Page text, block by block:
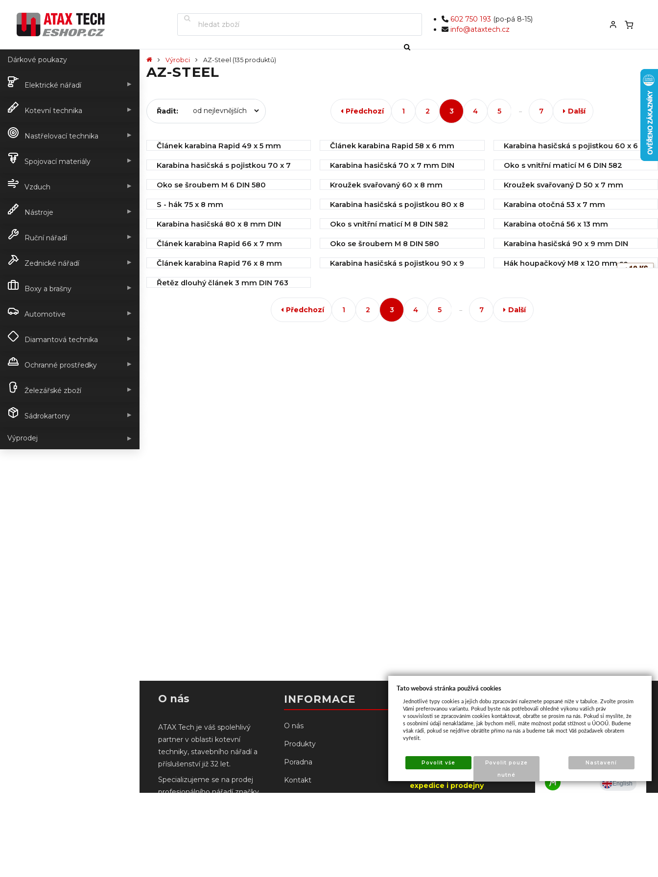
602 750 193 (po-pá 8-15)
info@ataxtech.cz
Dárkové poukazy
Elektrické nářadí ▶
Kotevní technika ▶
Nastřelovací technika ▶
Spojovací materiály ▶
Vzduch ▶
Nástroje ▶
Ruční nářadí ▶
Zednické nářadí ▶
Boxy a brašny ▶
Automotive ▶
Diamantová technika ▶
Ochranné prostředky ▶
Železářské zboží ▶
Sádrokartony ▶
Výprodej ▶
Výrobci AZ-Steel (135 produktů)
AZ-STEEL
Řadit: Předchozí 1 2 3 4 5 7 Další
Článek karabina Rapid 49 x 5 mm
IHNED k odeslání
6,90 Kč
Koupit
Článek karabina Rapid 58 x 6 mm
IHNED k odeslání
7,62 Kč
Koupit
Karabina hasičská s pojistkou 60 x 6
IHNED k odeslání
7,84 Kč
Koupit
Karabina hasičská s pojistkou 70 x 7
IHNED k odeslání
8,71 Kč
Koupit
Karabina hasičská 70 x 7 mm DIN
IHNED k odeslání
8,95 Kč
Koupit
Oko s vnitřní maticí M 6 DIN 582
IHNED k odeslání
9,00 Kč
Koupit
Oko se šroubem M 6 DIN 580
IHNED k odeslání
9,00 Kč
Koupit
Kroužek svařovaný 60 x 8 mm
IHNED k odeslání
9,27 Kč
Koupit
Kroužek svařovaný D 50 x 7 mm
IHNED k odeslání
9,70 Kč
Koupit
S - hák 75 x 8 mm
IHNED k odeslání
9,80 Kč
Koupit
Karabina hasičská s pojistkou 80 x 8
IHNED k odeslání
10,46 Kč
Koupit
Karabina otočná 53 x 7 mm
IHNED k odeslání
10,89 Kč
Koupit
Karabina hasičská 80 x 8 mm DIN
IHNED k odeslání
11,50 Kč
Koupit
Oko s vnitřní maticí M 8 DIN 582
IHNED k odeslání
11,61 Kč
Karabina otočná 56 x 13 mm
IHNED k odeslání
11,98 Kč
Článek karabina Rapid 66 x 7 mm
IHNED k odeslání
12,99 Kč
Oko se šroubem M 8 DIN 580
IHNED k odeslání
13,50 Kč
Koupit
Karabina hasičská 90 x 9 mm DIN
IHNED k odeslání
Článek karabina Rapid 76 x 8 mm
IHNED k odeslání
13,83 Kč
Karabina hasičská s pojistkou 90 x 9
14,16 Kč
Hák houpačkový M8 x 120 mm se
14,52 Kč
Řetěz dlouhý článek 3 mm DIN 763
Předchozí 1 2 3 4 5 7 Další
O nás
ATAX Tech je váš spolehlivý
partner v oblasti kotevní
techniky, stavebního nářadí a
příslušenství již 32 let.
Specializujeme se na prodej
profesionálního nářadí značky
INFORMACE
O nás
Produkty
Poradna
Kontakt
Kontakt
Palackého 195
766 61 Napajedla
(od 3.8.2026 do 7.8.2026
expedice i prodejny
Mapa
Tato webová stránka používá cookies
Jednotlivé typy cookies a jejich dobu zpracování naleznete popsané níže v tabulce. Zvolte prosím
Vámi preferovanou variantu. Pokud byste nás potřebovali ohledně výkonu vašich práv
v souvislosti se zpracováním cookies kontaktovat, obraťte se prosím na nás. Pokud si myslíte, že
s osobními údaji nenakládáme, jak bychom měli, máte možnost podat stížnost u ÚOOÚ. Budeme
však rádi, pokud se nejdříve obrátíte přímo na nás a budeme tak moct Váš požadavek obratem
vyřešit.
Povolit vše
Povolit pouze
nutné
Nastavení